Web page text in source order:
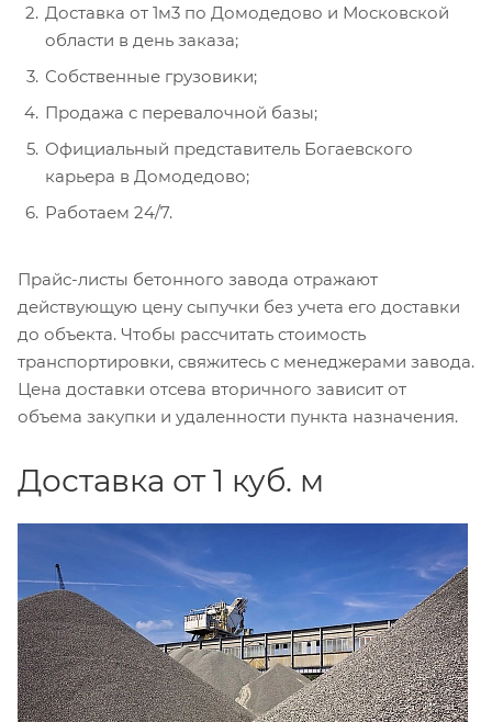
Доставка от 1м3 по Домодедово и Московской
области в день заказа;
Собственные грузовики;
Продажа с перевалочной базы;
Официальный представитель Богаевского
карьера в Домодедово;
Работаем 24/7.
Прайс-листы бетонного завода отражают
действующую цену сыпучки без учета его доставки
до объекта. Чтобы рассчитать стоимость
транспортировки, свяжитесь с менеджерами завода.
Цена доставки отсева вторичного зависит от
объема закупки и удаленности пункта назначения.
Доставка от 1 куб. м